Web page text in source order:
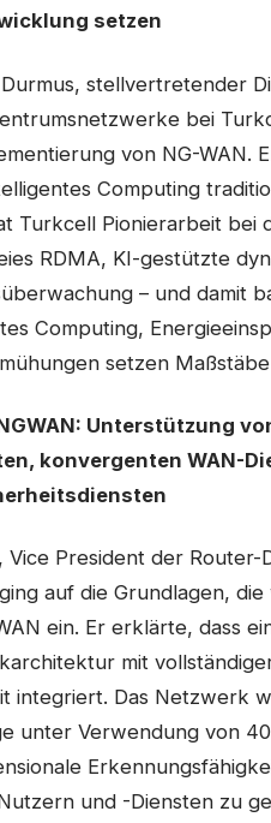
setzen
stellvertretender
bei
von NG-WAN.
Computing
Turkcell Pionierarbeit bei
RDMA, KI-gestützte
– und damit
Computing,
setzen
Unterstützung
konvergenten WAN-
Vice President der
auf die Grundlagen,
ein. Er erklärte, dass
mit
integriert. Das Netzwerk
unter Verwendung von
und -Diensten zu